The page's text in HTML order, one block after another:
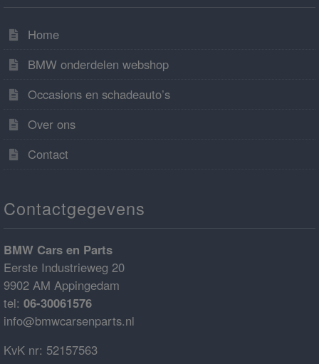
Home
BMW onderdelen webshop
Occasions en schadeauto’s
Over ons
Contact
Contactgegevens
BMW Cars en Parts
Eerste Industrieweg 20
9902 AM Appingedam
tel: 06-30061576
info@bmwcarsenparts.nl
KvK nr: 52157563